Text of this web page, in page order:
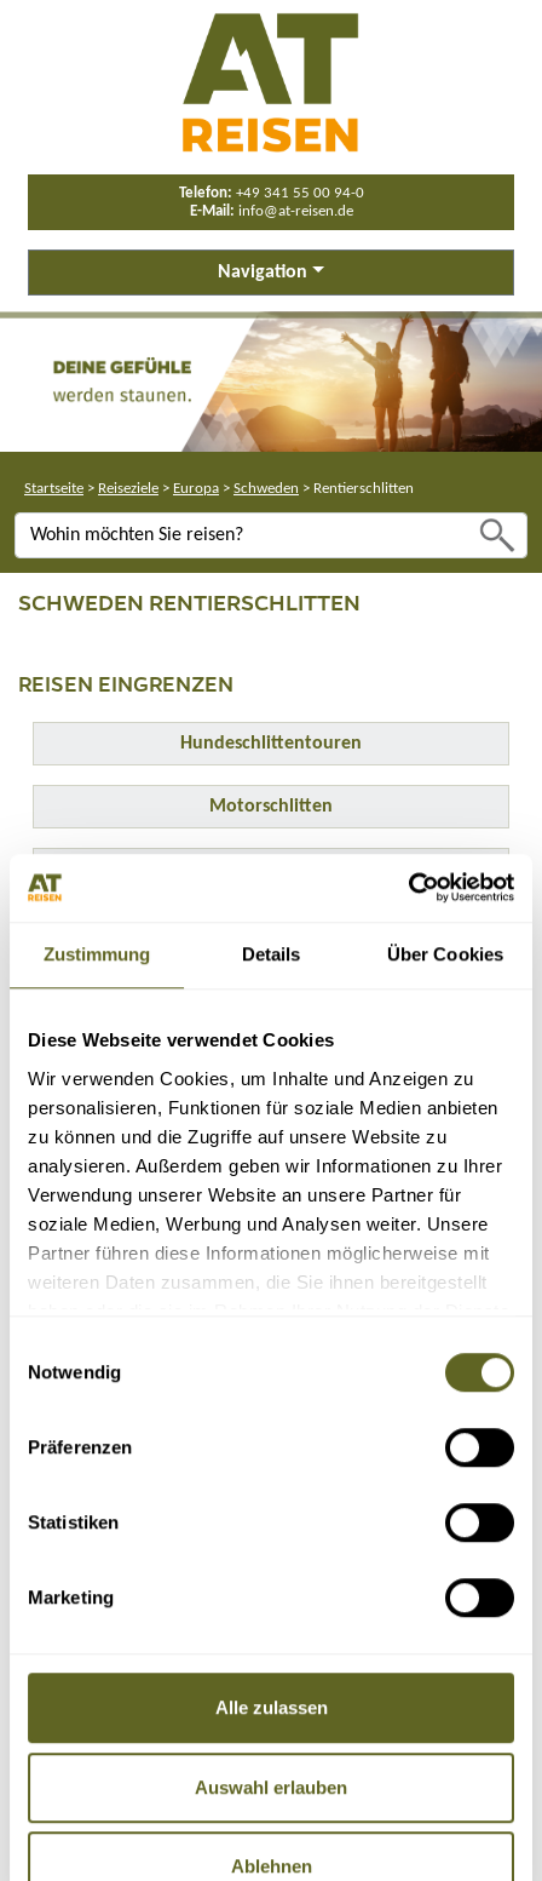
Zustimmung Details Über Cookies
Diese Webseite verwendet Cookies
Wir verwenden Cookies, um Inhalte und Anzeigen zu
personalisieren, Funktionen für soziale Medien anbieten
zu können und die Zugriffe auf unsere Website zu
analysieren. Außerdem geben wir Informationen zu Ihrer
Verwendung unserer Website an unsere Partner für
soziale Medien, Werbung und Analysen weiter. Unsere
Partner führen diese Informationen möglicherweise mit
weiteren Daten zusammen, die Sie ihnen bereitgestellt
Notwendig
Präferenzen
Statistiken
Marketing
Alle zulassen
Auswahl erlauben
Ablehnen
Telefon: +49 341 55 00 94-0
E-Mail: info@at-reisen.de
Navigation
Startseite > Reiseziele > Europa > Schweden > Rentierschlitten
SCHWEDEN RENTIERSCHLITTEN
REISEN EINGRENZEN
Hundeschlittentouren
Motorschlitten
ERGEBNISSE ANPASSEN
Reisepreis: